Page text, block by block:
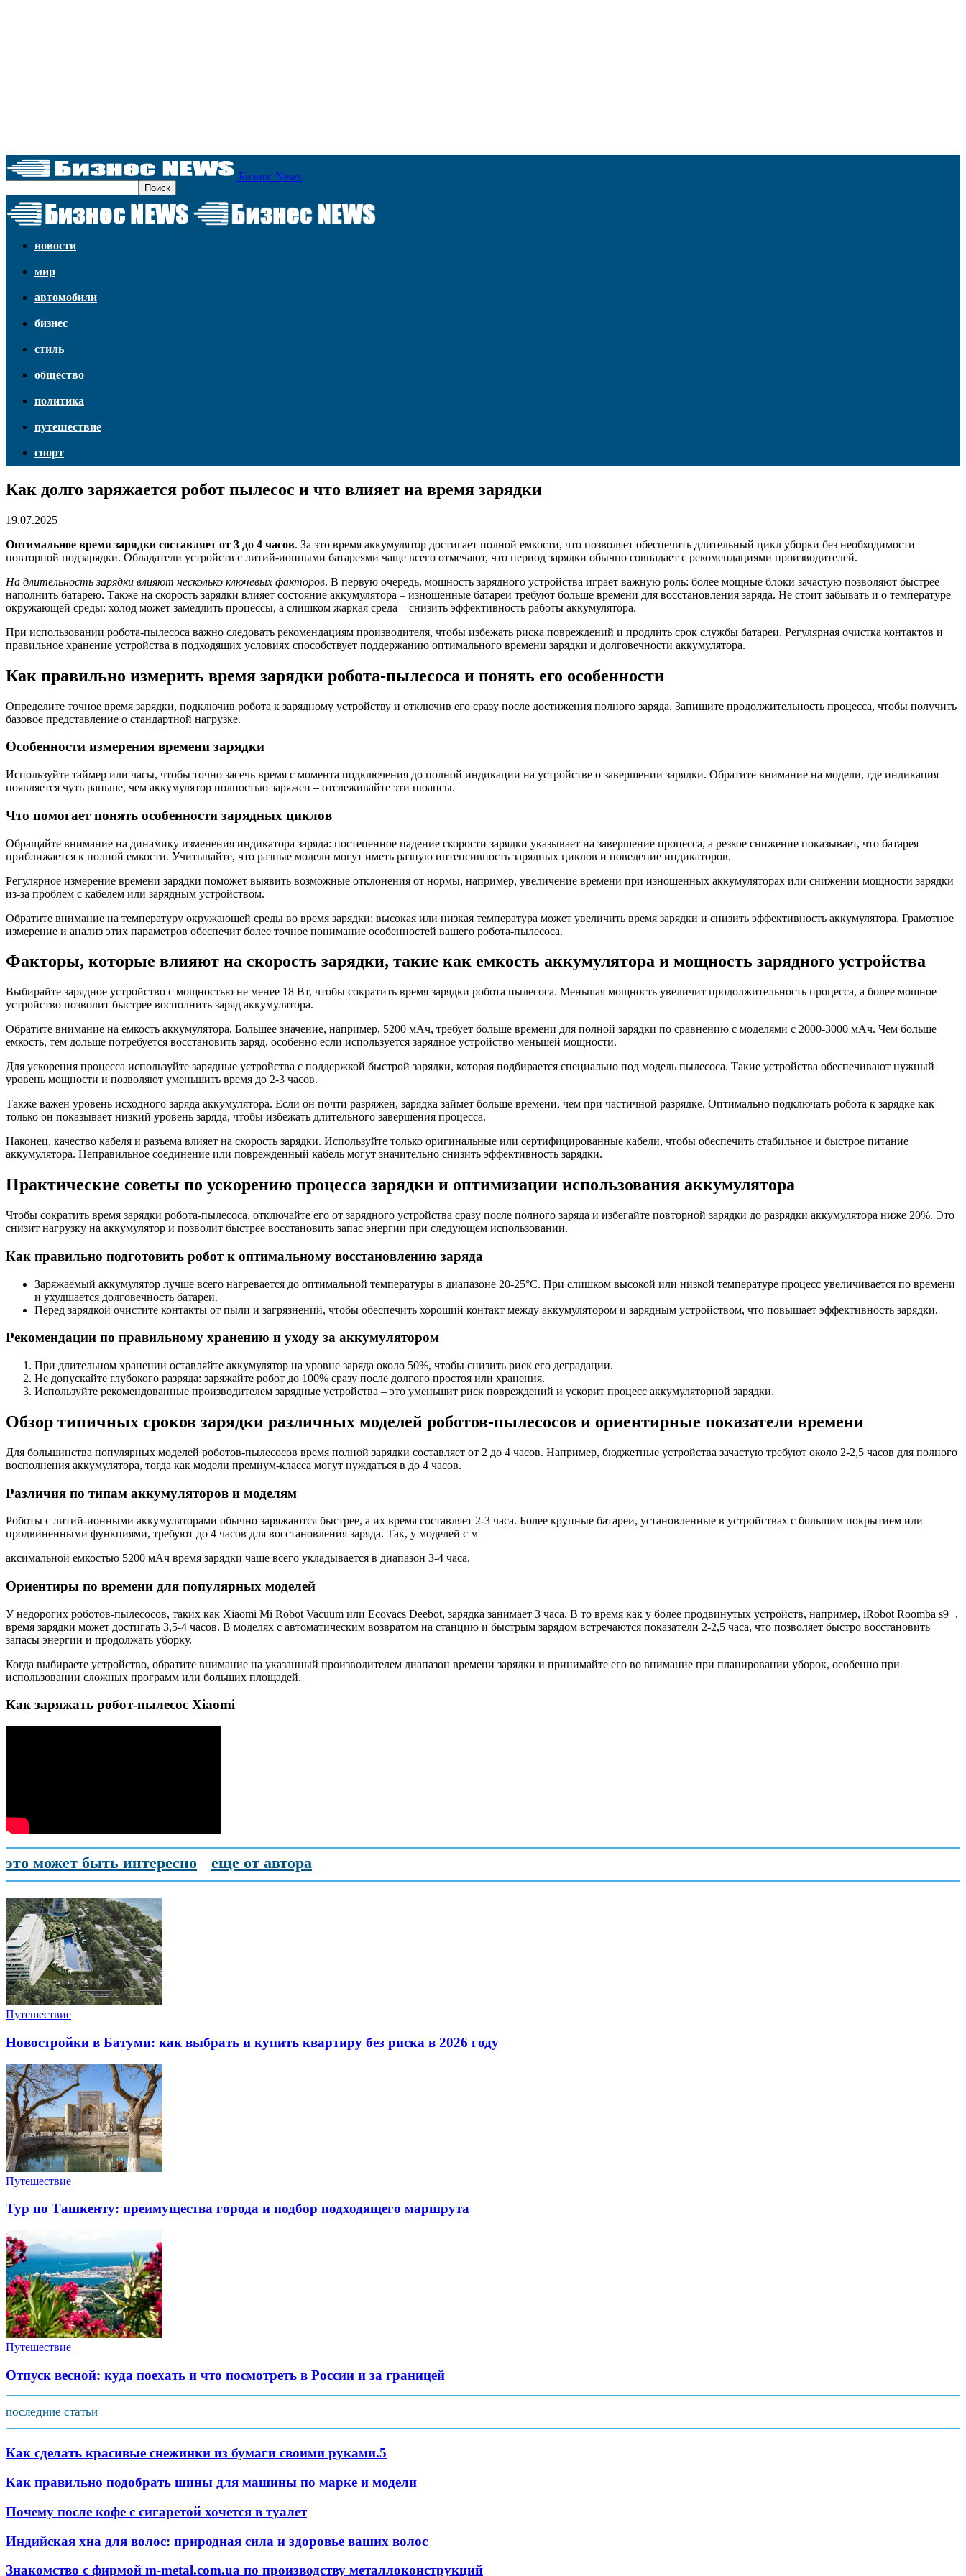
Бизнес News
новости
мир
автомобили
бизнес
стиль
общество
политика
путешествие
спорт
Как долго заряжается робот пылесос и что влияет на время зарядки
19.07.2025
Оптимальное время зарядки составляет от 3 до 4 часов. За это время аккумулятор достигает полной емкости, что позволяет обеспечить длительный цикл уборки без необходимости
повторной подзарядки. Обладатели устройств с литий-ионными батареями чаще всего отмечают, что период зарядки обычно совпадает с рекомендациями производителей.
На длительность зарядки влияют несколько ключевых факторов. В первую очередь, мощность зарядного устройства играет важную роль: более мощные блоки зачастую позволяют быстрее
наполнить батарею. Также на скорость зарядки влияет состояние аккумулятора – изношенные батареи требуют больше времени для восстановления заряда. Не стоит забывать и о температуре
окружающей среды: холод может замедлить процессы, а слишком жаркая среда – снизить эффективность работы аккумулятора.
При использовании робота-пылесоса важно следовать рекомендациям производителя, чтобы избежать риска повреждений и продлить срок службы батареи. Регулярная очистка контактов и
правильное хранение устройства в подходящих условиях способствует поддержанию оптимального времени зарядки и долговечности аккумулятора.
Как правильно измерить время зарядки робота-пылесоса и понять его особенности
Определите точное время зарядки, подключив робота к зарядному устройству и отключив его сразу после достижения полного заряда. Запишите продолжительность процесса, чтобы получить
базовое представление о стандартной нагрузке.
Особенности измерения времени зарядки
Используйте таймер или часы, чтобы точно засечь время с момента подключения до полной индикации на устройстве о завершении зарядки. Обратите внимание на модели, где индикация
появляется чуть раньше, чем аккумулятор полностью заряжен – отслеживайте эти нюансы.
Что помогает понять особенности зарядных циклов
Обращайте внимание на динамику изменения индикатора заряда: постепенное падение скорости зарядки указывает на завершение процесса, а резкое снижение показывает, что батарея
приближается к полной емкости. Учитывайте, что разные модели могут иметь разную интенсивность зарядных циклов и поведение индикаторов.
Регулярное измерение времени зарядки поможет выявить возможные отклонения от нормы, например, увеличение времени при изношенных аккумуляторах или снижении мощности зарядки
из-за проблем с кабелем или зарядным устройством.
Обратите внимание на температуру окружающей среды во время зарядки: высокая или низкая температура может увеличить время зарядки и снизить эффективность аккумулятора. Грамотное
измерение и анализ этих параметров обеспечит более точное понимание особенностей вашего робота-пылесоса.
Факторы, которые влияют на скорость зарядки, такие как емкость аккумулятора и мощность зарядного устройства
Выбирайте зарядное устройство с мощностью не менее 18 Вт, чтобы сократить время зарядки робота пылесоса. Меньшая мощность увеличит продолжительность процесса, а более мощное
устройство позволит быстрее восполнить заряд аккумулятора.
Обратите внимание на емкость аккумулятора. Большее значение, например, 5200 мАч, требует больше времени для полной зарядки по сравнению с моделями с 2000-3000 мАч. Чем больше
емкость, тем дольше потребуется восстановить заряд, особенно если используется зарядное устройство меньшей мощности.
Для ускорения процесса используйте зарядные устройства с поддержкой быстрой зарядки, которая подбирается специально под модель пылесоса. Такие устройства обеспечивают нужный
уровень мощности и позволяют уменьшить время до 2-3 часов.
Также важен уровень исходного заряда аккумулятора. Если он почти разряжен, зарядка займет больше времени, чем при частичной разрядке. Оптимально подключать робота к зарядке как
только он показывает низкий уровень заряда, чтобы избежать длительного завершения процесса.
Наконец, качество кабеля и разъема влияет на скорость зарядки. Используйте только оригинальные или сертифицированные кабели, чтобы обеспечить стабильное и быстрое питание
аккумулятора. Неправильное соединение или поврежденный кабель могут значительно снизить эффективность зарядки.
Практические советы по ускорению процесса зарядки и оптимизации использования аккумулятора
Чтобы сократить время зарядки робота-пылесоса, отключайте его от зарядного устройства сразу после полного заряда и избегайте повторной зарядки до разрядки аккумулятора ниже 20%. Это
снизит нагрузку на аккумулятор и позволит быстрее восстановить запас энергии при следующем использовании.
Как правильно подготовить робот к оптимальному восстановлению заряда
Заряжаемый аккумулятор лучше всего нагревается до оптимальной температуры в диапазоне 20-25°С. При слишком высокой или низкой температуре процесс увеличивается по времени
и ухудшается долговечность батареи.
Перед зарядкой очистите контакты от пыли и загрязнений, чтобы обеспечить хороший контакт между аккумулятором и зарядным устройством, что повышает эффективность зарядки.
Рекомендации по правильному хранению и уходу за аккумулятором
При длительном хранении оставляйте аккумулятор на уровне заряда около 50%, чтобы снизить риск его деградации.
Не допускайте глубокого разряда: заряжайте робот до 100% сразу после долгого простоя или хранения.
Используйте рекомендованные производителем зарядные устройства – это уменьшит риск повреждений и ускорит процесс аккумуляторной зарядки.
Обзор типичных сроков зарядки различных моделей роботов-пылесосов и ориентирные показатели времени
Для большинства популярных моделей роботов-пылесосов время полной зарядки составляет от 2 до 4 часов. Например, бюджетные устройства зачастую требуют около 2-2,5 часов для полного
восполнения аккумулятора, тогда как модели премиум-класса могут нуждаться в до 4 часов.
Различия по типам аккумуляторов и моделям
Роботы с литий-ионными аккумуляторами обычно заряжаются быстрее, а их время составляет 2-3 часа. Более крупные батареи, установленные в устройствах с большим покрытием или
продвиненными функциями, требуют до 4 часов для восстановления заряда. Так, у моделей с м
аксимальной емкостью 5200 мАч время зарядки чаще всего укладывается в диапазон 3-4 часа.
Ориентиры по времени для популярных моделей
У недорогих роботов-пылесосов, таких как Xiaomi Mi Robot Vacuum или Ecovacs Deebot, зарядка занимает 3 часа. В то время как у более продвинутых устройств, например, iRobot Roomba s9+,
время зарядки может достигать 3,5-4 часов. В моделях с автоматическим возвратом на станцию и быстрым зарядом встречаются показатели 2-2,5 часа, что позволяет быстро восстановить
запасы энергии и продолжать уборку.
Когда выбираете устройство, обратите внимание на указанный производителем диапазон времени зарядки и принимайте его во внимание при планировании уборок, особенно при
использовании сложных программ или больших площадей.
Как заряжать робот-пылесос Xiaomi
это может быть интересно еще от автора
Путешествие
Новостройки в Батуми: как выбрать и купить квартиру без риска в 2026 году
Путешествие
Тур по Ташкенту: преимущества города и подбор подходящего маршрута
Путешествие
Отпуск весной: куда поехать и что посмотреть в России и за границей
последние статьи
Как сделать красивые снежинки из бумаги своими руками.5
Как правильно подобрать шины для машины по марке и модели
Почему после кофе с сигаретой хочется в туалет
Индийская хна для волос: природная сила и здоровье ваших волос
Знакомство с фирмой m-metal.com.ua по производству металлоконструкций